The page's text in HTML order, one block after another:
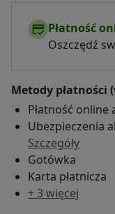
Płatność
Oszczędź
Metody płatności
Płatność online
Ubezpieczenia
Szczegóły
Gotówka
Karta płatnicza
+ 3 więcej